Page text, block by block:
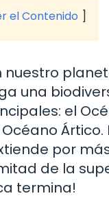
el Contenido
una
el
por
de la
termina!